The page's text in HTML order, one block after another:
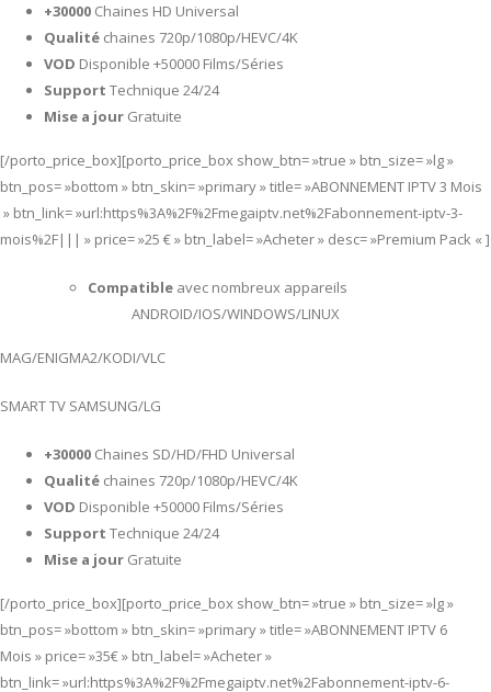
+30000 Chaines HD Universal
Qualité chaines 720p/1080p/HEVC/4K
VOD Disponible +50000 Films/Séries
Support Technique 24/24
Mise a jour Gratuite
[/porto_price_box][porto_price_box show_btn= »true » btn_size= »lg »
btn_pos= »bottom » btn_skin= »primary » title= »ABONNEMENT IPTV 3 Mois
» btn_link= »url:https%3A%2F%2Fmegaiptv.net%2Fabonnement-iptv-3-
mois%2F||| » price= »25 € » btn_label= »Acheter » desc= »Premium Pack « ]
Compatible avec nombreux appareils
ANDROID/IOS/WINDOWS/LINUX
MAG/ENIGMA2/KODI/VLC
SMART TV SAMSUNG/LG
+30000 Chaines SD/HD/FHD Universal
Qualité chaines 720p/1080p/HEVC/4K
VOD Disponible +50000 Films/Séries
Support Technique 24/24
Mise a jour Gratuite
[/porto_price_box][porto_price_box show_btn= »true » btn_size= »lg »
btn_pos= »bottom » btn_skin= »primary » title= »ABONNEMENT IPTV 6
Mois » price= »35€ » btn_label= »Acheter »
btn_link= »url:https%3A%2F%2Fmegaiptv.net%2Fabonnement-iptv-6-